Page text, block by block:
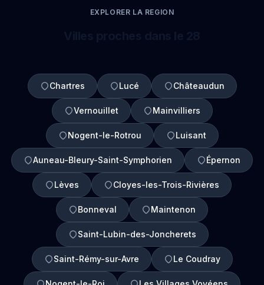
EXPLORER LA REGION
Chartres Lucé Châteaudun
Vernouillet Mainvilliers
Nogent-le-Rotrou Luisant
Auneau-Bleury-Saint-Symphorien Épernon
Lèves Cloyes-les-Trois-Rivières
Bonneval Maintenon
Saint-Lubin-des-Joncherets
Saint-Rémy-sur-Avre Le Coudray